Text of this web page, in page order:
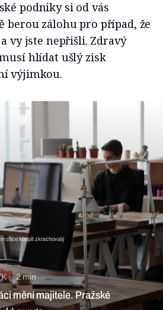
podniky si od vás
berou zálohu pro případ, že
vy jste nepřišli. Zdravý
hlídat ušlý zisk
výjimkou.
chce koupit zkrachovalý
2 min
mění majitele. Pražské